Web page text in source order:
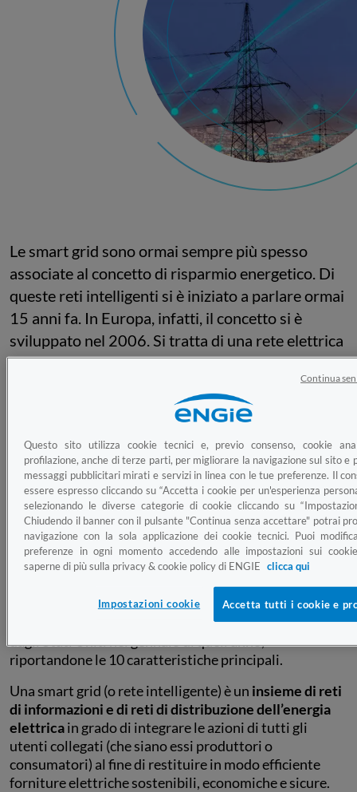
Le smart grid sono ormai sempre più spesso
associate al concetto di risparmio energetico. Di
queste reti intelligenti si è iniziato a parlare ormai
15 anni fa. In Europa, infatti, il concetto si è
sviluppato nel 2006. Si tratta di una rete elettrica
capace di integrare in maniera intelligente le
azioni degli utenti ad essa collegata. In questo
modo vengono fornite a produttori e consumatori
sostenibili. Vediamo nel dettaglio cosa sono le
smart grid: esempi, definizione e quanta energia
consentono di risparmiare.
Smart grid: significato
Ti stai chiedendo cosa si intende per smart grid? La
prima definizione ufficiale risale al 2007. A fornirla fu
l’Energy Independence and Security Act approvato
dagli Stati Uniti nel gennaio di quell’anno,
riportandone le 10 caratteristiche principali.
Una smart grid (o rete intelligente) è un insieme di reti
di informazioni e di reti di distribuzione dell’energia
elettricain grado di integrare le azioni di tutti gli
utenti collegati (che siano essi produttori o
consumatori) al fine di restituire in modo efficiente
forniture elettriche sostenibili, economiche e sicure.
Questo sito utilizza cookie tecnici e, previo consenso, cookie
profilazione, anche di terze parti, per migliorare la navigazione sul sito e
messaggi pubblicitari mirati e servizi in linea con le tue preferenze. Il
essere espresso cliccando su “Accetta i cookie per un'esperienza
selezionando le diverse categorie di cookie cliccando su
Chiudendo il banner con il pulsante "Continua senza accettare" potrai
navigazione con la sola applicazione dei cookie tecnici. Puoi
preferenze in ogni momento accedendo alle impostazioni sui
saperne di più sulla privacy & cookie policy di ENGIE clicca qui
Impostazioni cookie Accetta tutti i cookie e
Continua